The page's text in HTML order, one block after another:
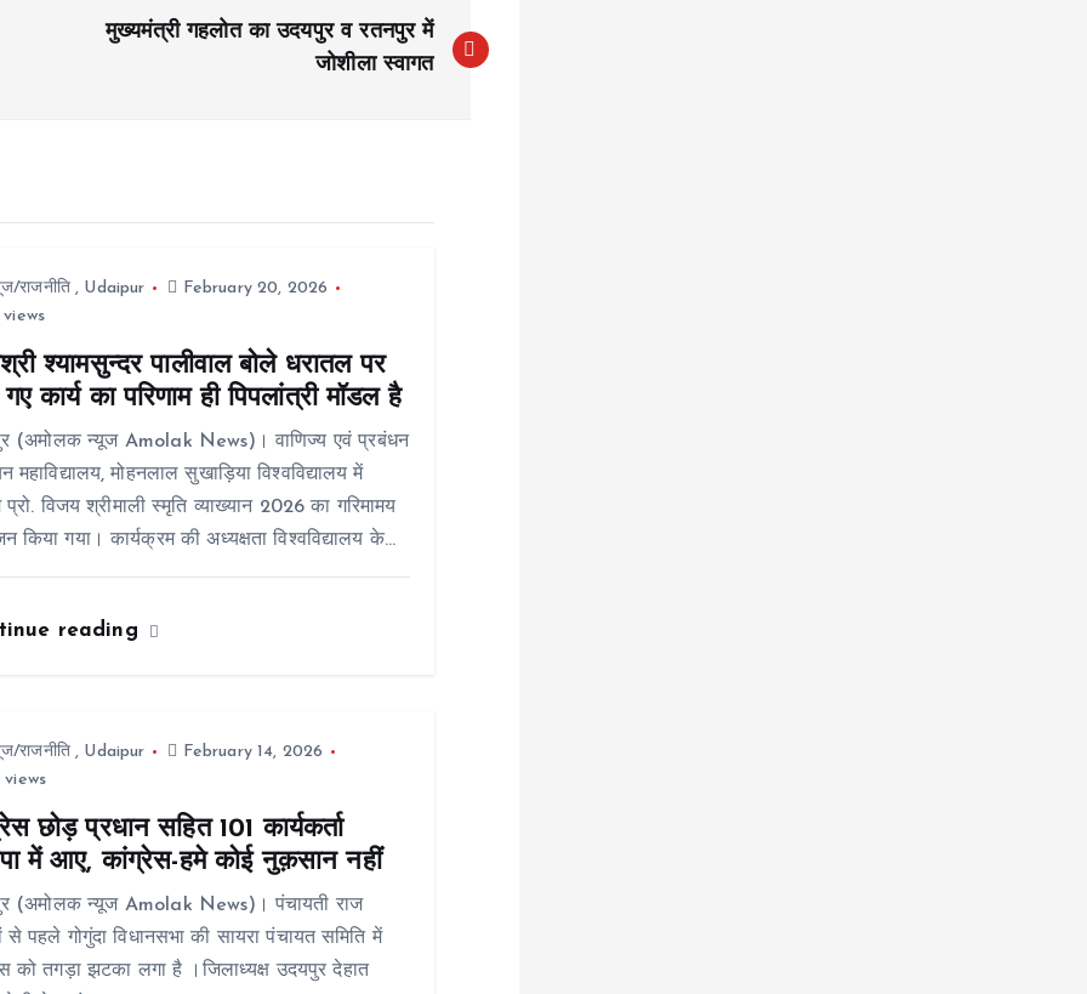
मुख्यमंत्री गहलोत का उदयपुर व रतनपुर में
जोशीला स्वागत
राजनीति, Udaipur
February 20, 2026
views
श्यामसुन्दर पालीवाल बोले धरातल पर
कार्य का परिणाम ही पिपलांत्री मॉडल है
(अमोलक न्यूज Amolak News)। वाणिज्य एवं प्रबंधन
महाविद्यालय, मोहनलाल सुखाड़िया विश्वविद्यालय में
विजय श्रीमाली स्मृति व्याख्यान 2026 का गरिमामय
किया गया। कार्यक्रम की अध्यक्षता विश्वविद्यालय के…
reading
राजनीति, Udaipur
February 14, 2026
views
छोड़ प्रधान सहित 101 कार्यकर्ता
में आए, कांग्रेस-हमे कोई नुक़सान नहीं
(अमोलक न्यूज Amolak News)। पंचायती राज
से पहले गोगुंदा विधानसभा की सायरा पंचायत समिति में
को तगड़ा झटका लगा है ।जिलाध्यक्ष उदयपुर देहात